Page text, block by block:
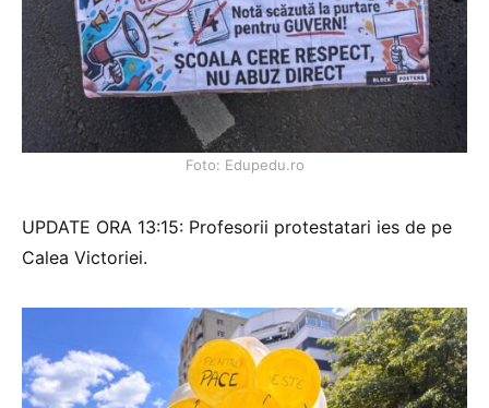
Foto: Edupedu.ro
UPDATE ORA 13:15: Profesorii protestatari ies de pe
Calea Victoriei.